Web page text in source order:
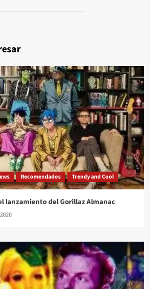
Recomendados Trendy and Cool
lanzamiento del Gorillaz Almanac